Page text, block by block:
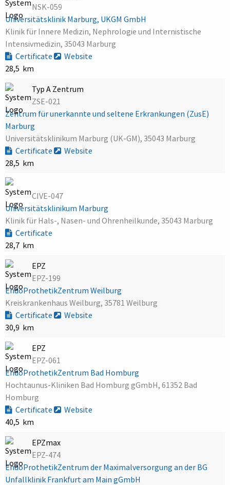
NSK-059
Universitätsklinik Marburg, UKGM GmbH
Klinik für Innere Medizin, Nephrologie und Internistische
Intensivmedizin, 35043 Marburg
Certificate
Website
28,5 km
Typ A Zentrum
ZSE-021
Zentrum für unerkannte und seltene Erkrankungen (ZusE)
Marburg
Universitätsklinikum Marburg (UK-GM), 35043 Marburg
Certificate
Website
28,5 km
CIVE-047
Universitätsklinikum Marburg
Klinik für Hals-, Nasen- und Ohrenheilkunde, 35043 Marburg
Certificate
28,7 km
EPZ
EPZ-199
EndoProthetikZentrum Weilburg
Kreiskrankenhaus Weilburg, 35781 Weilburg
Certificate
Website
30,9 km
EPZ
EPZ-061
EndoProthetikZentrum Bad Homburg
Hochtaunus-Kliniken Bad Homburg gGmbH, 61352 Bad
Homburg
Certificate
Website
40,5 km
EPZmax
EPZ-474
EndoProthetikZentrum der Maximalversorgung an der BG
Unfallklinik Frankfurt am Main gGmbH